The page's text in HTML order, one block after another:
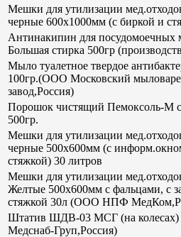
Мешки для утилизации
черные 600х1000мм (с биркой и
Антинакипин для посудомоечных
Большая стирка 500гр
Мыло туалетное твердое
100гр.(ООО Московский
завод,Россия)
Порошок чистящий Пемоксоль-
500гр.
Мешки для утилизации
черные 500х600мм (с
стяжкой) 30 литров
Мешки для утилизации
Желтые 500х600мм с фальцами, с
стяжкой 30л (ООО НПФ
Штатив ШДВ-03 МСГ (на
Медснаб-Груп,Россия)